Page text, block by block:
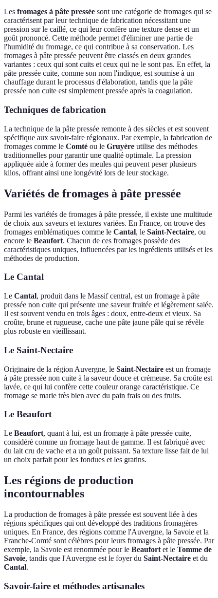
Les fromages à pâte pressée sont une catégorie de fromages qui se
caractérisent par leur technique de fabrication nécessitant une
pression sur le caillé, ce qui leur confère une texture dense et un
goût prononcé. Cette méthode permet d'éliminer une partie de
l'humidité du fromage, ce qui contribue à sa conservation. Les
fromages à pâte pressée peuvent être classés en deux grandes
variantes : ceux qui sont cuits et ceux qui ne le sont pas. En effet, la
pâte pressée cuite, comme son nom l'indique, est soumise à un
chauffage durant le processus d'élaboration, tandis que la pâte
pressée non cuite est simplement pressée après la coagulation.
Techniques de fabrication
La technique de la pâte pressée remonte à des siècles et est souvent
spécifique aux savoir-faire régionaux. Par exemple, la fabrication de
fromages comme le Comté ou le Gruyère utilise des méthodes
traditionnelles pour garantir une qualité optimale. La pression
appliquée aide à former des meules qui peuvent peser plusieurs
kilos, offrant ainsi une longévité lors de leur stockage.
Variétés de fromages à pâte pressée
Parmi les variétés de fromages à pâte pressée, il existe une multitude
de choix aux saveurs et textures variées. En France, on trouve des
fromages emblématiques comme le Cantal, le Saint-Nectaire, ou
encore le Beaufort. Chacun de ces fromages possède des
caractéristiques uniques, influencées par les ingrédients utilisés et les
méthodes de production.
Le Cantal
Le Cantal, produit dans le Massif central, est un fromage à pâte
pressée non cuite qui présente une saveur fruitée et légèrement salée.
Il est souvent vendu en trois âges : doux, entre-deux et vieux. Sa
croûte, brune et rugueuse, cache une pâte jaune pâle qui se révèle
plus robuste en vieillissant.
Le Saint-Nectaire
Originaire de la région Auvergne, le Saint-Nectaire est un fromage
à pâte pressée non cuite à la saveur douce et crémeuse. Sa croûte est
lavée, ce qui lui confère cette couleur orange caractéristique. Ce
fromage se marie très bien avec du pain frais ou des fruits.
Le Beaufort
Le Beaufort, quant à lui, est un fromage à pâte pressée cuite,
considéré comme un fromage haut de gamme. Il est fabriqué avec
du lait cru de vache et a un goût puissant. Sa texture lisse fait de lui
un choix parfait pour les fondues et les gratins.
Les régions de production
incontournables
La production de fromages à pâte pressée est souvent liée à des
régions spécifiques qui ont développé des traditions fromagères
uniques. En France, des régions comme l'Auvergne, la Savoie et la
Franche-Comté sont célèbres pour leurs fromages à pâte pressée. Par
exemple, la Savoie est renommée pour le Beaufort et le Tomme de
Savoie, tandis que l'Auvergne est le foyer du Saint-Nectaire et du
Cantal.
Savoir-faire et méthodes artisanales